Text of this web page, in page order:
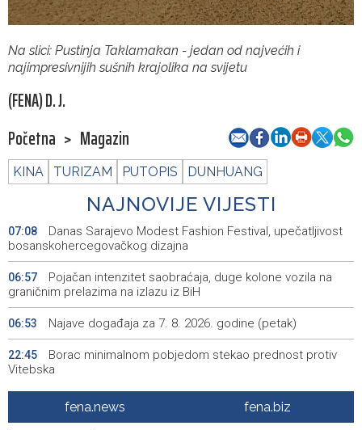
Na slici: Pustinja Taklamakan - jedan od najvećih i
najimpresivnijih sušnih krajolika na svijetu
(FENA) D. J.
Početna > Magazin
KINA TURIZAM PUTOPIS DUNHUANG
NAJNOVIJE VIJESTI
07:08
Danas Sarajevo Modest Fashion Festival, upečatljivost
bosanskohercegovačkog dizajna
06:57
Pojačan intenzitet saobraćaja, duge kolone vozila na
graničnim prelazima na izlazu iz BiH
06:53 Najave događaja za 7. 8. 2026. godine (petak)
22:45
Borac minimalnom pobjedom stekao prednost protiv
Vitebska
Bacačice kugle Bešlija i Baručija bez plasmana u finale
juniorskog SP-a
fena.news fena.biz